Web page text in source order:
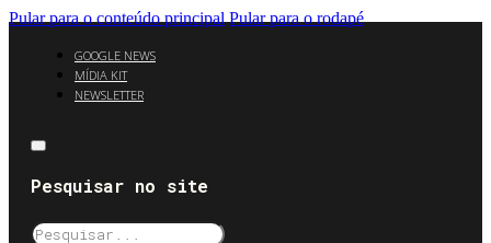
Pular para o conteúdo principal Pular para o rodapé
GOOGLE NEWS
MÍDIA KIT
NEWSLETTER
Pesquisar no site
Pesquisar